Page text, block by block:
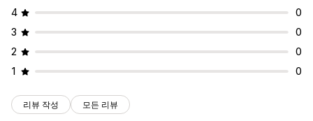
4
0
3
0
2
0
1
0
리뷰 작성 모든 리뷰